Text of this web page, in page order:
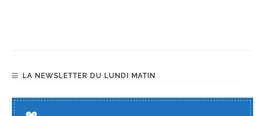
LA NEWSLETTER DU LUNDI MATIN